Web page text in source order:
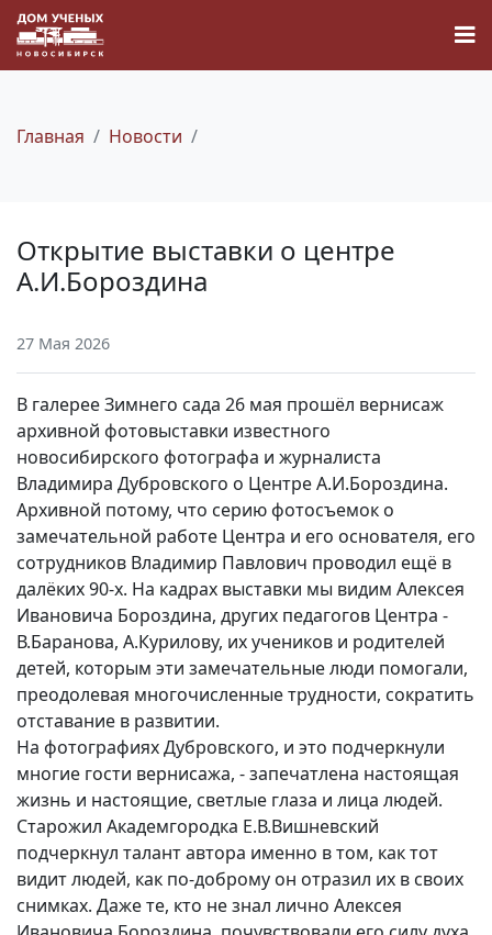
Наука
О Доме учёных
Виртуальный тур
Контакты
Вакансии
Главная Новости
Открытие выставки о центре
А.И.Бороздина
27 Мая 2026
В галерее Зимнего сада 26 мая прошёл вернисаж
архивной фотовыставки известного
новосибирского фотографа и журналиста
Владимира Дубровского о Центре А.И.Бороздина.
Архивной потому, что серию фотосъемок о
замечательной работе Центра и его основателя, его
сотрудников Владимир Павлович проводил ещё в
далёких 90-х. На кадрах выставки мы видим Алексея
Ивановича Бороздина, других педагогов Центра -
В.Баранова, А.Курилову, их учеников и родителей
детей, которым эти замечательные люди помогали,
преодолевая многочисленные трудности, сократить
отставание в развитии.
На фотографиях Дубровского, и это подчеркнули
многие гости вернисажа, - запечатлена настоящая
жизнь и настоящие, светлые глаза и лица людей.
Старожил Академгородка Е.В.Вишневский
подчеркнул талант автора именно в том, как тот
видит людей, как по-доброму он отразил их в своих
снимках. Даже те, кто не знал лично Алексея